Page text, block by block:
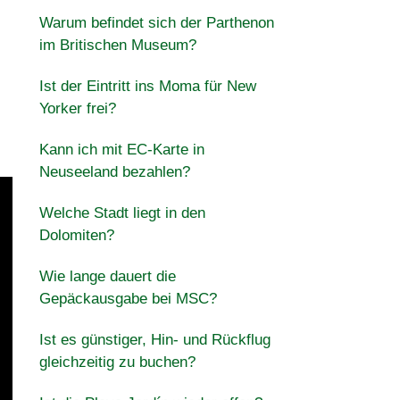
Warum befindet sich der Parthenon
im Britischen Museum?
Ist der Eintritt ins Moma für New
Yorker frei?
Kann ich mit EC-Karte in
Neuseeland bezahlen?
Welche Stadt liegt in den
Dolomiten?
Wie lange dauert die
Gepäckausgabe bei MSC?
Ist es günstiger, Hin- und Rückflug
gleichzeitig zu buchen?